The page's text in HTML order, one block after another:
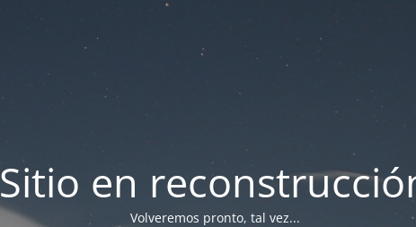
Sitio en
Volveremos pronto, tal vez...